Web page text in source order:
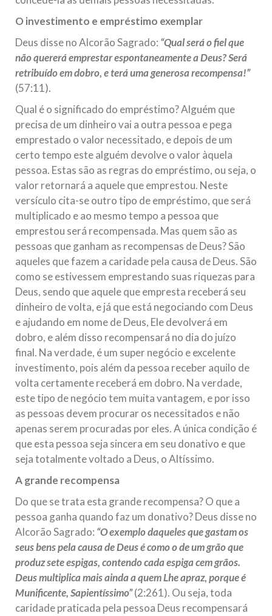
O investimento e empréstimo exemplar
Deus disse no Alcorão Sagrado: “Qual será o fiel que
não quererá emprestar espontaneamente a Deus? Será
retribuído em dobro, e terá uma generosa recompensa!”
(57:11).
Qual é o significado do empréstimo? Alguém que
precisa de um dinheiro vai a outra pessoa e pega
emprestado o valor necessitado, e depois de um
certo tempo este alguém devolve o valor àquela
pessoa. Estas são as regras do empréstimo, ou seja, o
valor retornará a aquele que emprestou. Neste
versículo cita-se outro tipo de empréstimo, que será
multiplicado e ao mesmo tempo a pessoa que
emprestou será recompensada. Mas quem são as
pessoas que ganham as recompensas de Deus? São
aqueles que fazem a caridade pela causa de Deus. São
como se estivessem emprestando suas riquezas para
Deus, sendo que aquele que empresta receberá seu
dinheiro de volta, e já que está negociando com Deus
e ajudando em nome de Deus, Ele devolverá em
dobro, e além disso recompensará no dia do juízo
final. Na verdade, é um super negócio e excelente
investimento, pois além da pessoa receber aquilo de
volta certamente receberá em dobro. Na verdade,
este tipo de negócio tem muita vantagem, e por isso
as pessoas devem procurar os necessitados e não
apenas serem procuradas por eles. A única condição é
que esta pessoa seja sincera em seu donativo e que
seja totalmente voltado a Deus, o Altíssimo.
A grande recompensa
Do que se trata esta grande recompensa? O que a
pessoa ganha quando faz um donativo? Deus disse no
Alcorão Sagrado: “O exemplo daqueles que gastam os
seus bens pela causa de Deus é como o de um grão que
produz sete espigas, contendo cada espiga cem grãos.
Deus multiplica mais ainda a quem Lhe apraz, porque é
Munificente, Sapientíssimo”(2:261). Ou seja, toda
caridade praticada pela pessoa Deus recompensará